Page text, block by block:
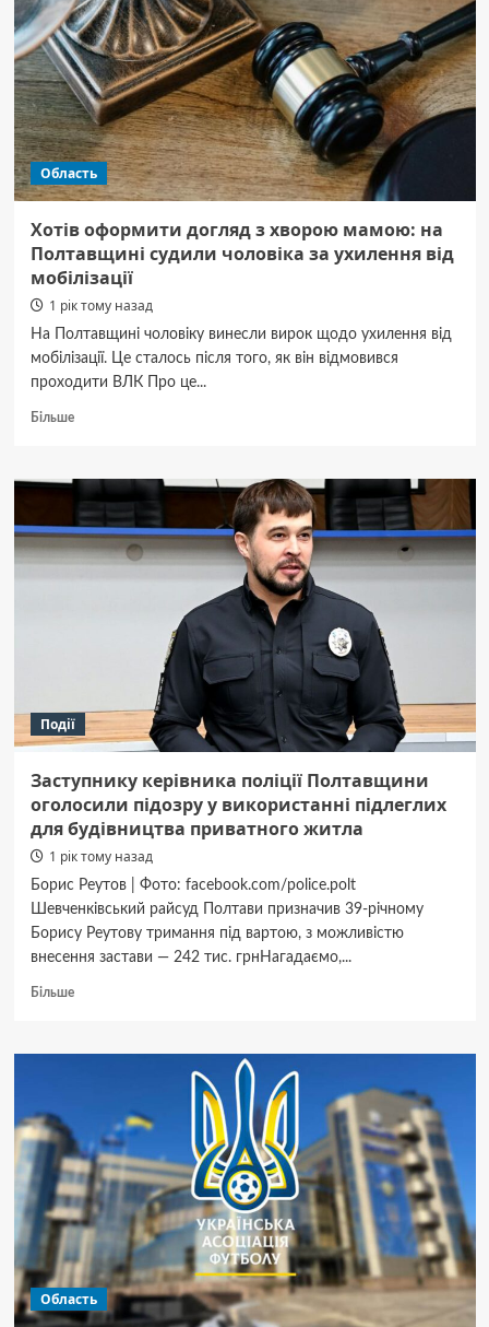
постраждало
багато
людей
Область
Хотів оформити догляд з хворою мамою: на
Полтавщині судили чоловіка за ухилення від
мобілізації
1 рік тому назад
На Полтавщині чоловіку винесли вирок щодо ухилення від
мобілізації. Це сталось після того, як він відмовився
проходити ВЛК Про це...
БільшеДокладніше
оформити
хворою
мамою:
на
мобілізації
Події
Заступнику керівника поліції Полтавщини
оголосили підозру у використанні підлеглих
для будівництва приватного житла
1 рік тому назад
Борис Реутов | Фото: facebook.com/police.polt
Шевченківський райсуд Полтави призначив 39-річному
Борису Реутову тримання під вартою, з можливістю
внесення застави — 242 тис. грнНагадаємо,...
БільшеДокладніше
керівника
оголосили
підозру
у використанні
підлеглих
для
будівництва
приватного
житла
Область